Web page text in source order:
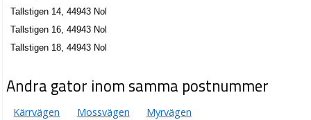
Tallstigen 14, 44943 Nol
Tallstigen 16, 44943 Nol
Tallstigen 18, 44943 Nol
Andra gator inom samma postnummer
Kärrvägen Mossvägen Myrvägen